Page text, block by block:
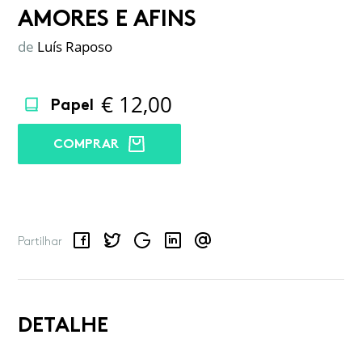
AMORES E AFINS
de Luís Raposo
Papel € 12,00
COMPRAR
Partilhar
FacebookTwitterGoogle LinkedInEmail
DETALHE